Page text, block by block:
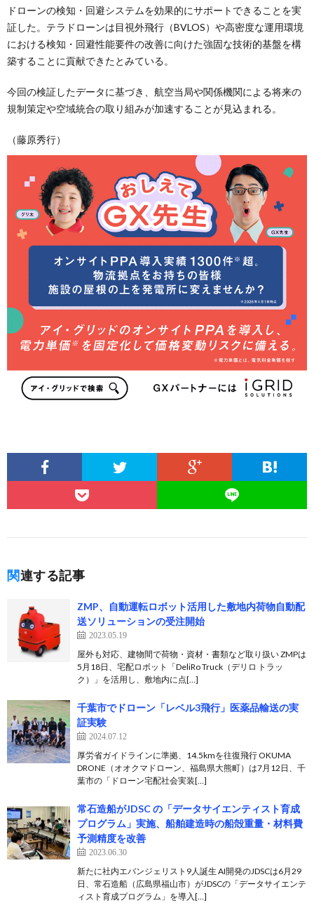
ドローンの検知・回避システムを効果的にサポートできることを実
証した。テラドローンは目視外飛行（BVLOS）や高密度な運用環境
における検知・回避性能要件の改善に向けた強固な技術的基盤を構
築することに貢献できたとみている。
今回の検証したデータに基づき、航空当局や関係機関による将来の
規制策定や空域統合の取り組みが加速することが見込まれる。
（藤原秀行）
関連する記事
ZMP、自動運転ロボット活用した敷地内荷物自動配
送ソリューションの受注開始
2023.05.19
屋外も対応、建物間で荷物・資材・書類など取り扱い ZMPは
5月18日、宅配ロボット「DeliRo Truck（デリロ トラッ
ク）」を活用し、敷地内に点[…]
千葉市でドローン「レベル3飛行」医薬品輸送の実
証実験
2024.07.12
厚労省ガイドラインに準拠、14.5kmを往復飛行 OKUMA
DRONE（オオクマドローン、福島県大熊町）は7月12日、千
葉市の「ドローン宅配社会実装[…]
常⽯造船がJDSC の「データサイエンティスト育成
プログラム」実施、船舶建造時の船殻重量・材料費
予測精度を改善
2023.06.30
新たに社内エバンジェリスト9人誕生 AI開発のJDSCは6月29
日、常⽯造船（広島県福⼭市）がJDSCの「データサイエンテ
ィスト育成プログラム」を導⼊[…]